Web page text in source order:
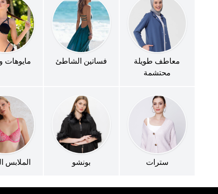
معاطف طويلة
محتشمة
فساتين الشاطئ مايوهات
سترات بونشو الملابس